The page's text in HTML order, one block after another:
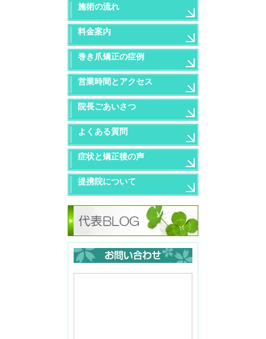
施術の流れ
料金案内
巻き爪矯正の症例
営業時間とアクセス
院長ごあいさつ
よくある質問
症状と矯正後の声
提携院について